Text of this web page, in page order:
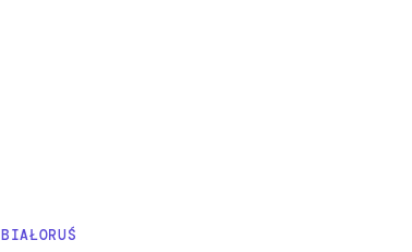
BIAŁORUŚ